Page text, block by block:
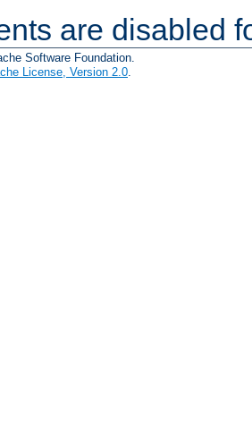
are disabled
Software Foundation.
License, Version 2.0